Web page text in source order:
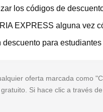
los códigos de
EXPRESS alguna vez
descuento para
oferta marcada como
gratuito. Si hace clic a través